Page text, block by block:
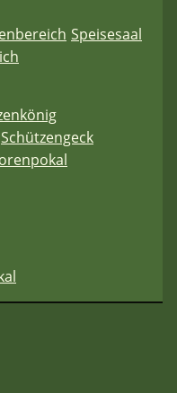
Speisesaal
Schützengeck